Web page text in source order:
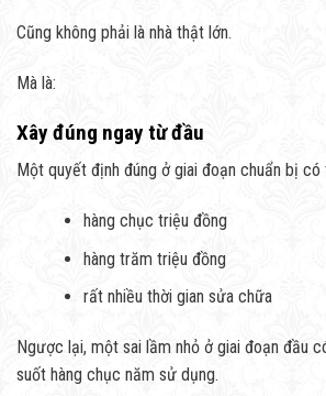
Cũng không phải là nhà thật lớn.
Mà là:
Xây đúng ngay từ đầu
Một quyết định đúng ở giai đoạn chuẩn bị
hàng chục triệu đồng
hàng trăm triệu đồng
rất nhiều thời gian sửa chữa
Ngược lại, một sai lầm nhỏ ở giai đoạn đầu
suốt hàng chục năm sử dụng.